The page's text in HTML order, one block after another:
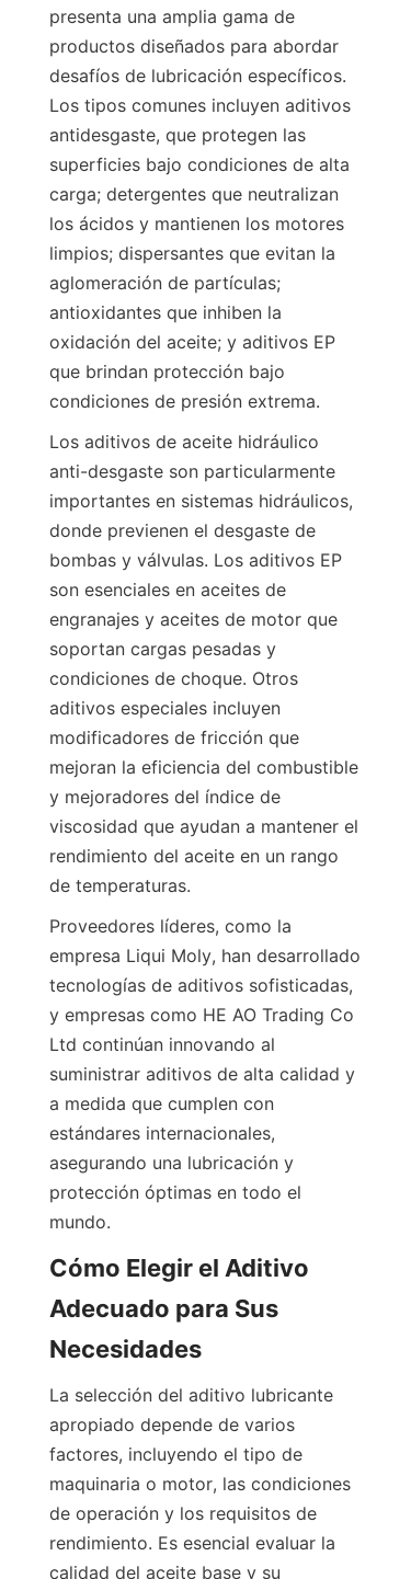
presenta una amplia gama de
productos diseñados para abordar
desafíos de lubricación específicos.
Los tipos comunes incluyen aditivos
antidesgaste, que protegen las
superficies bajo condiciones de alta
carga; detergentes que neutralizan
los ácidos y mantienen los motores
limpios; dispersantes que evitan la
aglomeración de partículas;
antioxidantes que inhiben la
oxidación del aceite; y aditivos EP
que brindan protección bajo
Los aditivos de aceite hidráulico
anti-desgaste son particularmente
importantes en sistemas hidráulicos,
donde previenen el desgaste de
bombas y válvulas. Los aditivos EP
son esenciales en aceites de
engranajes y aceites de motor que
soportan cargas pesadas y
condiciones de choque. Otros
aditivos especiales incluyen
modificadores de fricción que
mejoran la eficiencia del combustible
y mejoradores del índice de
viscosidad que ayudan a mantener el
rendimiento del aceite en un rango
Proveedores líderes, como la
empresa Liqui Moly, han desarrollado
tecnologías de aditivos sofisticadas,
y empresas como HE AO Trading Co
Ltd continúan innovando al
suministrar aditivos de alta calidad y
a medida que cumplen con
estándares internacionales,
asegurando una lubricación y
protección óptimas en todo el
Cómo Elegir el Aditivo
Adecuado para Sus
La selección del aditivo lubricante
apropiado depende de varios
factores, incluyendo el tipo de
maquinaria o motor, las condiciones
de operación y los requisitos de
rendimiento. Es esencial evaluar la
calidad del aceite base y su